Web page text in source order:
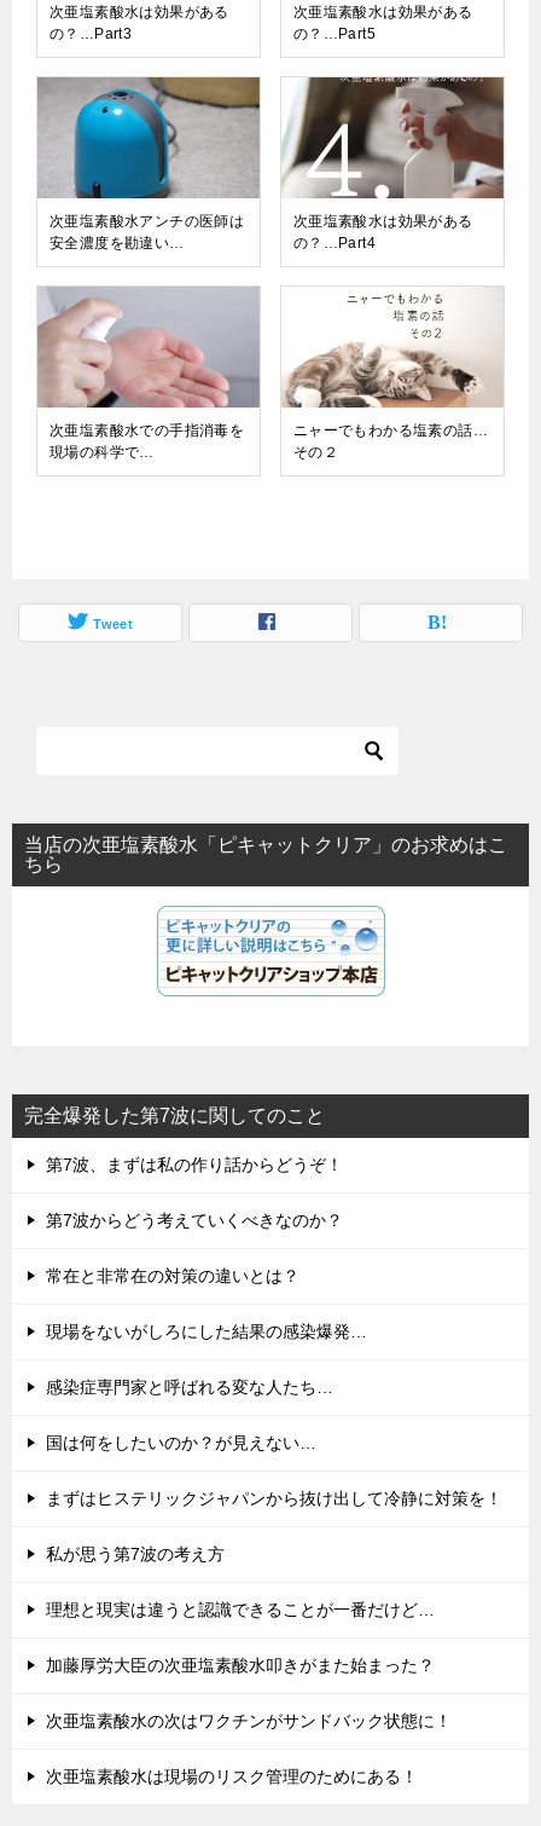
次亜塩素酸水は効果がある
の？…Part3
次亜塩素酸水は効果がある
の？…Part5
次亜塩素酸水アンチの医師は
安全濃度を勘違い…
次亜塩素酸水は効果がある
の？…Part4
次亜塩素酸水での手指消毒を
現場の科学で…
ニャーでもわかる塩素の話…
その２
Tweet
当店の次亜塩素酸水「ピキャットクリア」のお求めはこ
ちら
完全爆発した第7波に関してのこと
第7波、まずは私の作り話からどうぞ！
第7波からどう考えていくべきなのか？
常在と非常在の対策の違いとは？
現場をないがしろにした結果の感染爆発…
感染症専門家と呼ばれる変な人たち…
国は何をしたいのか？が見えない…
まずはヒステリックジャパンから抜け出して冷静に対策を！
私が思う第7波の考え方
理想と現実は違うと認識できることが一番だけど…
加藤厚労大臣の次亜塩素酸水叩きがまた始まった？
次亜塩素酸水の次はワクチンがサンドバック状態に！
次亜塩素酸水は現場のリスク管理のためにある！